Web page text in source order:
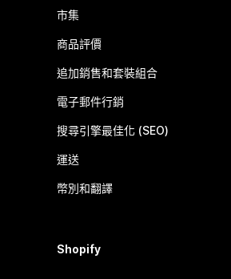
市集
商品評價
追加銷售和套裝組合
電子郵件行銷
搜尋引擎最佳化 (SEO)
運送
幣別和翻譯
Shopify